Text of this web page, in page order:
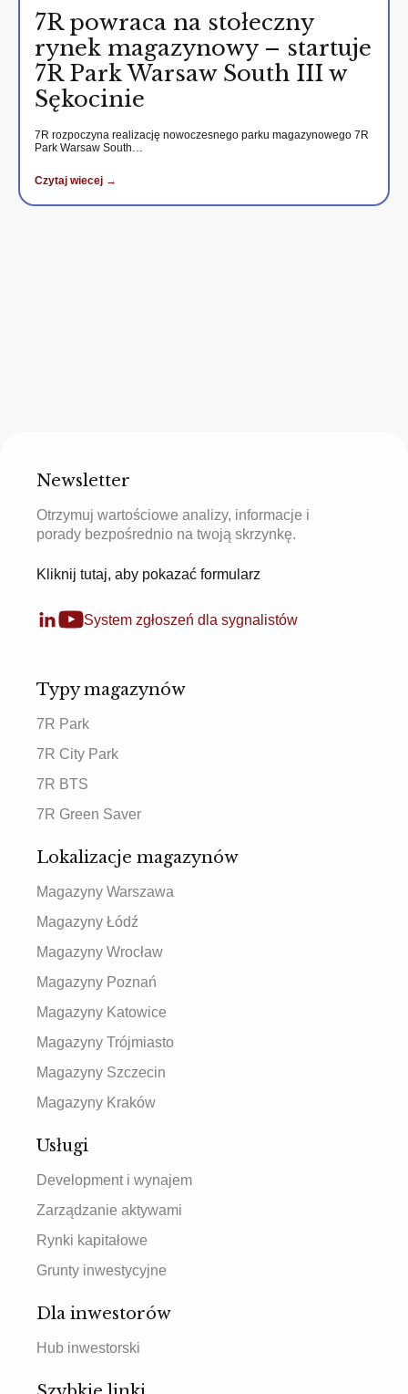
7R powraca na stołeczny
rynek magazynowy – startuje
7R Park Warsaw South III w
Sękocinie
7R rozpoczyna realizację nowoczesnego parku magazynowego 7R
Park Warsaw South…
Czytaj wiecej →
Newsletter
Otrzymuj wartościowe analizy, informacje i
porady bezpośrednio na twoją skrzynkę.
Kliknij tutaj, aby pokazać formularz
System zgłoszeń dla sygnalistów
Typy magazynów
7R Park
7R City Park
7R BTS
7R Green Saver
Lokalizacje magazynów
Magazyny Warszawa
Magazyny Łódź
Magazyny Wrocław
Magazyny Poznań
Magazyny Katowice
Magazyny Trójmiasto
Magazyny Szczecin
Magazyny Kraków
Usługi
Development i wynajem
Zarządzanie aktywami
Rynki kapitałowe
Grunty inwestycyjne
Dla inwestorów
Hub inwestorski